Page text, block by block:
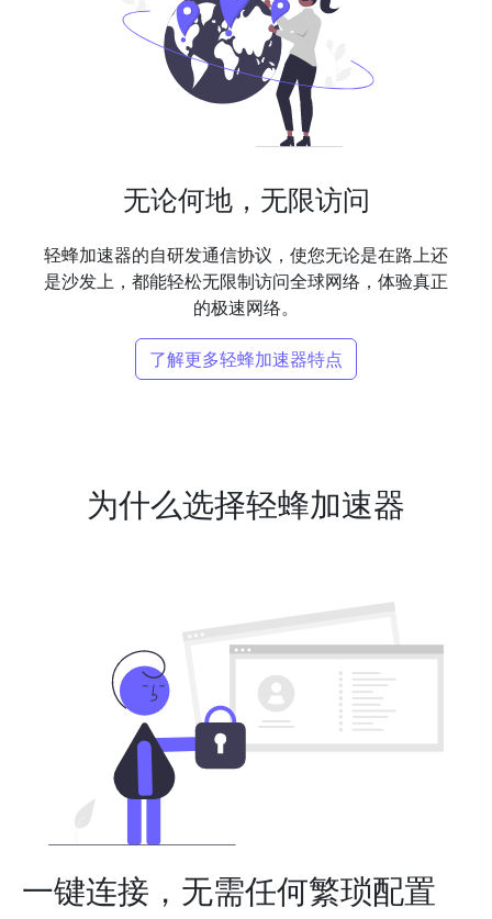
无论何地，无限访问
轻蜂加速器的自研发通信协议，使您无论是在路上还
是沙发上，都能轻松无限制访问全球网络，体验真正
的极速网络。
了解更多轻蜂加速器特点
为什么选择轻蜂加速器
一键连接，无需任何繁琐配置